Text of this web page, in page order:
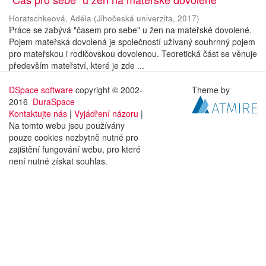
Horatschkeová, Adéla (Jihočeská univerzita, 2017)
Práce se zabývá "časem pro sebe" u žen na mateřské dovolené.
Pojem mateřská dovolená je společností užívaný souhrnný pojem
pro mateřskou i rodičovskou dovolenou. Teoretická část se věnuje
především mateřství, které je zde ...
DSpace software copyright © 2002-
2016 DuraSpace
Kontaktujte nás | Vyjádření názoru |
Na tomto webu jsou používány
pouze cookies nezbytně nutné pro
zajištění fungování webu, pro které
není nutné získat souhlas.
Theme by